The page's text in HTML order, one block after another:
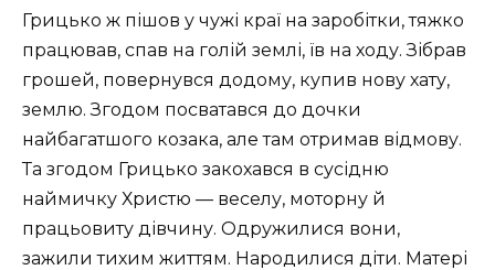
Грицько ж пішов у чужі краї на заробітки, тяжко
працював, спав на голій землі, їв на ходу. Зібрав
грошей, повернувся додому, купив нову хату,
землю. Згодом посватався до дочки
найбагатшого козака, але там отримав відмову.
Та згодом Грицько закохався в сусідню
наймичку Христю — веселу, моторну й
працьовиту дівчину. Одружилися вони,
зажили тихим життям. Народилися діти. Матері